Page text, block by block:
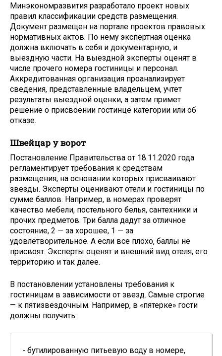
Минэкономразвития разработало проект новых
правил классификации средств размещения.
Документ размещен на портале проектов правовых
нормативных актов. По нему экспертная оценка
должна включать в себя и документарную, и
выездную части. На выездной эксперты оценят в
числе прочего номера гостиницы и персонал.
Аккредитованная организация проанализирует
сведения, представленные владельцем, учтет
результаты выездной оценки, а затем примет
решение о присвоении гостинце категории или об
отказе.
Швейцар у ворот
Постановление Правительства от 18.11.2020 года
регламентирует требования к средствам
размещения, на основании которых присваивают
звезды. Эксперты оценивают отели и гостиницы по
сумме баллов. Например, в номерах проверят
качество мебели, постельного белья, сантехники и
прочих предметов. Три балла дадут за отличное
состояние, 2 — за хорошее, 1 — за
удовлетворительное. А если все плохо, баллы не
присвоят. Эксперты оценят и внешний вид отеля, его
территорию и так далее.
В постановлении установлены требования к
гостиницам в зависимости от звезд. Самые строгие
— к пятизвездочным. Например, в «пятерке» гости
должны получить:
- бутилированную питьевую воду в номере,